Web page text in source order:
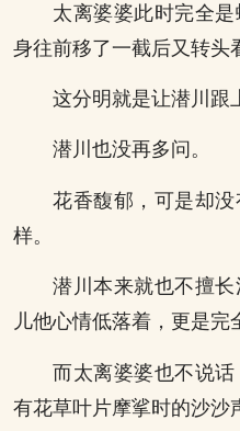
太离婆婆此时完全
身往前移了一截后又转头
这分明就是让潜川跟
潜川也没再多问。
花香馥郁，可是却
样。
潜川本来就也不擅
儿他心情低落着，更是完
而太离婆婆也不说
有花草叶片摩挲时的沙沙